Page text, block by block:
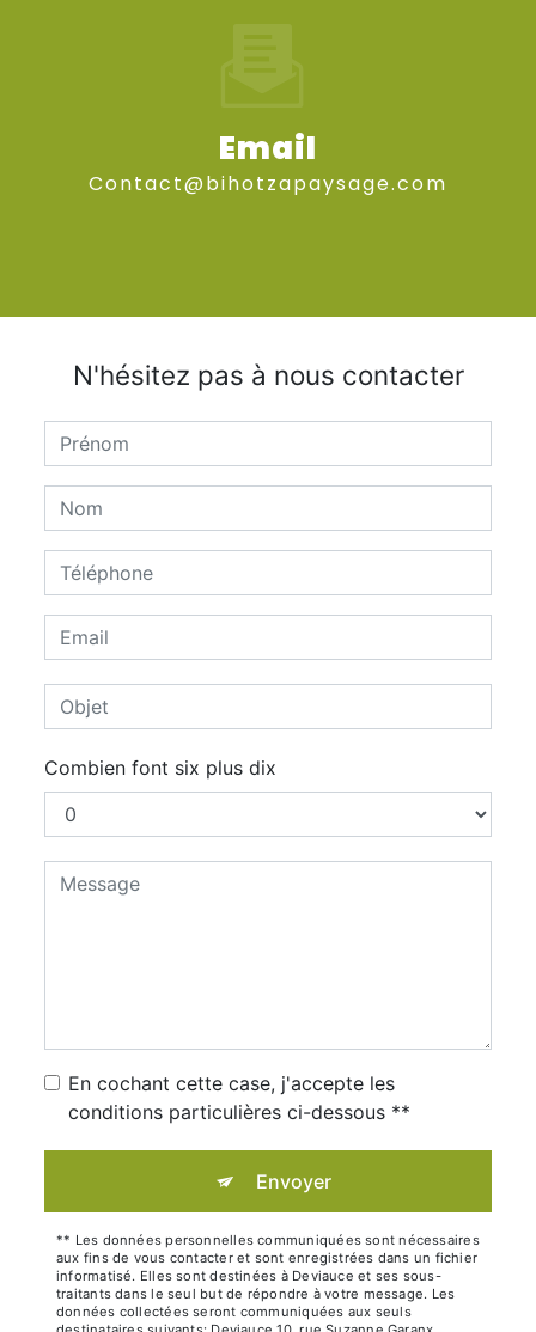
Email
contact@bihotzapaysage.com
N'hésitez pas à nous contacter
Combien font six plus dix
En cochant cette case, j'accepte les
conditions particulières ci-dessous **
Envoyer
** Les données personnelles communiquées sont nécessaires
aux fins de vous contacter et sont enregistrées dans un fichier
informatisé. Elles sont destinées à Deviauce et ses sous-
traitants dans le seul but de répondre à votre message. Les
données collectées seront communiquées aux seuls